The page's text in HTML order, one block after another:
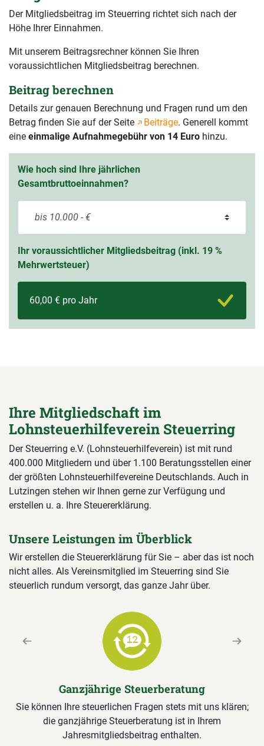
Der Mitgliedsbeitrag im Steuerring richtet sich nach der
Höhe Ihrer Einnahmen.
Mit unserem Beitragsrechner können Sie Ihren
voraussichtlichen Mitgliedsbeitrag berechnen.
Beitrag berechnen
Details zur genauen Berechnung und Fragen rund um den
Betrag finden Sie auf der Seite
Beiträge. Generell kommt
eine einmalige Aufnahmegebühr von 14 Euro hinzu.
Wie hoch sind Ihre jährlichen
Gesamtbruttoeinnahmen?
Ihr voraussichtlicher Mitgliedsbeitrag (inkl. 19 %
Mehrwertsteuer)
60,00 € pro Jahr
Ihre Mitgliedschaft im
Lohnsteuerhilfeverein Steuerring
Der Steuerring e.V. (Lohnsteuerhilfeverein) ist mit rund
400.000 Mitgliedern und über 1.100 Beratungsstellen einer
der größten Lohnsteuerhilfevereine Deutschlands. Auch in
Lutzingen stehen wir Ihnen gerne zur Verfügung und
erstellen u. a. Ihre Steuererklärung.
Unsere Leistungen im Überblick
Wir erstellen die Steuererklärung für Sie – aber das ist noch
nicht alles. Als Vereinsmitglied im Steuerring sind Sie
steuerlich rundum versorgt, das ganze Jahr über.
Ganzjährige Steuerberatung
Sie können Ihre steuerlichen Fragen stets mit uns klären;
die ganzjährige Steuerberatung ist in Ihrem
Jahresmitgliedsbeitrag enthalten.
Previous Next